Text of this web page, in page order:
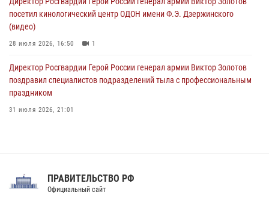
08 августа 2026, 06:32 1
посетил кинологический центр ОДОН имени Ф.Э. Дзержинского
(видео)
28 июля 2026, 16:50 1
Директор Росгвардии Герой России генерал армии Виктор Золотов
поздравил специалистов подразделений тыла с профессиональным
праздником
31 июля 2026, 21:01
Праздник «Один день с Росгвардией» к 105-летию Центрального
ПРАВИТЕЛЬСТВО РФ
Официальный сайт